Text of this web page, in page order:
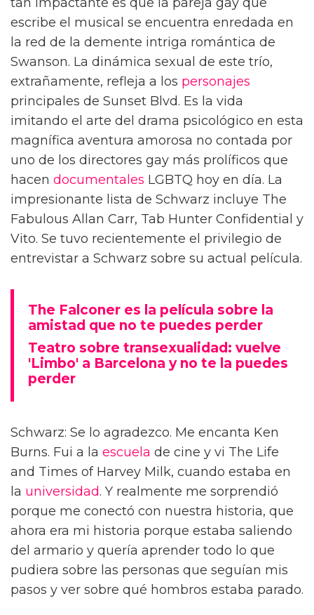
escribe el musical se encuentra enredada en
la red de la demente intriga romántica de
Swanson. La dinámica sexual de este trío,
extrañamente, refleja a los personajes
principales de Sunset Blvd. Es la vida
imitando el arte del drama psicológico en esta
magnífica aventura amorosa no contada por
uno de los directores gay más prolíficos que
hacen documentales LGBTQ hoy en día. La
impresionante lista de Schwarz incluye The
Fabulous Allan Carr, Tab Hunter Confidential y
Vito. Se tuvo recientemente el privilegio de
entrevistar a Schwarz sobre su actual película.
The Falconer es la película sobre la
amistad que no te puedes perder
Teatro sobre transexualidad: vuelve
'Limbo' a Barcelona y no te la puedes
perder
Schwarz: Se lo agradezco. Me encanta Ken
Burns. Fui a la escuela de cine y vi The Life
and Times of Harvey Milk, cuando estaba en
la universidad. Y realmente me sorprendió
porque me conectó con nuestra historia, que
ahora era mi historia porque estaba saliendo
del armario y quería aprender todo lo que
pudiera sobre las personas que seguían mis
pasos y ver sobre qué hombros estaba parado.